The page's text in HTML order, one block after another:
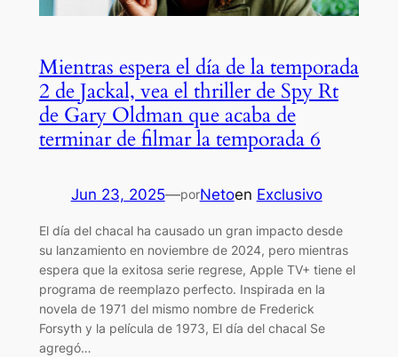
Mientras espera el día de la temporada
2 de Jackal, vea el thriller de Spy Rt
de Gary Oldman que acaba de
terminar de filmar la temporada 6
Jun 23, 2025—porNetoen Exclusivo
El día del chacal ha causado un gran impacto desde
su lanzamiento en noviembre de 2024, pero mientras
espera que la exitosa serie regrese, Apple TV+ tiene el
programa de reemplazo perfecto. Inspirada en la
novela de 1971 del mismo nombre de Frederick
Forsyth y la película de 1973, El día del chacal Se
agregó…